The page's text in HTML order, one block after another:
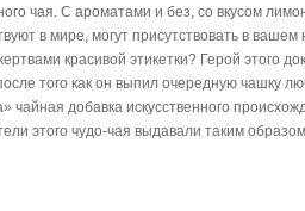
чая. С ароматами и без, со вкусом
в мире, могут присутствовать в
красивой этикетки? Герой этого
того как он выпил очередную чашку
чайная добавка искусственного
этого чудо-чая выдавали таким